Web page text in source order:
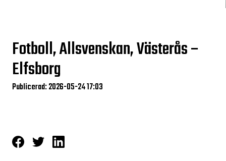
Fotboll, Allsvenskan, Västerås –
Elfsborg
Publicerad: 2026-05-24 17:03